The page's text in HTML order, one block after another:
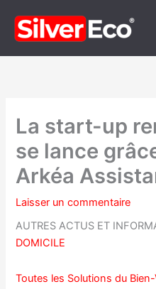
contenu
La start-up
se lance
Arkéa
Laisser un commentaire
AUTRES ACTUS ET
DOMICILE
Toutes les Solutions du Bien-